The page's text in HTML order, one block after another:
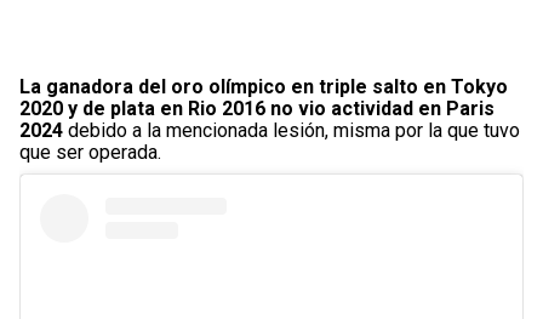
La ganadora del oro olímpico en triple salto en Tokyo
2020 y de plata en Rio 2016 no vio actividad en Paris
2024 debido a la mencionada lesión, misma por la que tuvo
que ser operada.